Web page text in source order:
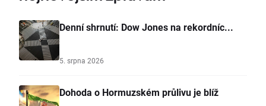
Denní shrnutí: Dow Jones na rekordníc...
5. srpna 2026
Dohoda o Hormuzském průlivu je blíž